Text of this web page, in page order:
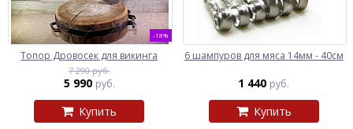
-18%
Топор Дровосек для викинга
7 290 руб.
5 990 руб.
Купить
6 шампуров для мяса 14мм - 40см
1 440 руб.
Купить